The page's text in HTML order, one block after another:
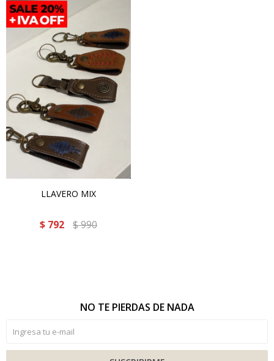
LLAVERO MIX
$ 792 $990
NO TE PIERDAS DE NADA